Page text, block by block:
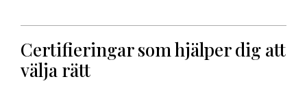
Certifieringar som hjälper dig att
välja rätt